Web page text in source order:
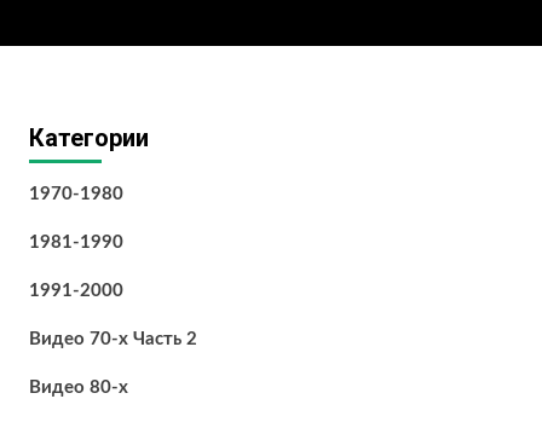
Категории
1970-1980
1981-1990
1991-2000
Видео 70-х Часть 2
Видео 80-х